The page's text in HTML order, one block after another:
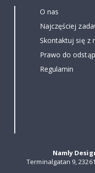
O nas
Najczęściej
Skontaktuj się z
Prawo do
Regulamin
Namly
Terminalgatan 9,